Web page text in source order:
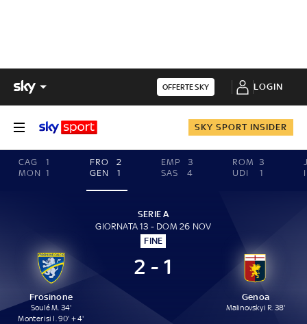
OFFERTE SKY LOGIN
SKY SPORT INSIDER
CAG
1
MON 1
FRO
2
GEN
1
EMP
3
SAS
4
ROM 3
UDI
1
SERIE A
GIORNATA 13 - DOM 26 NOV
FINE
Frosinone
Soulé M. 34'
Monterisi I. 90' + 4'
2 - 1
Genoa
Malinovskyi R. 38'